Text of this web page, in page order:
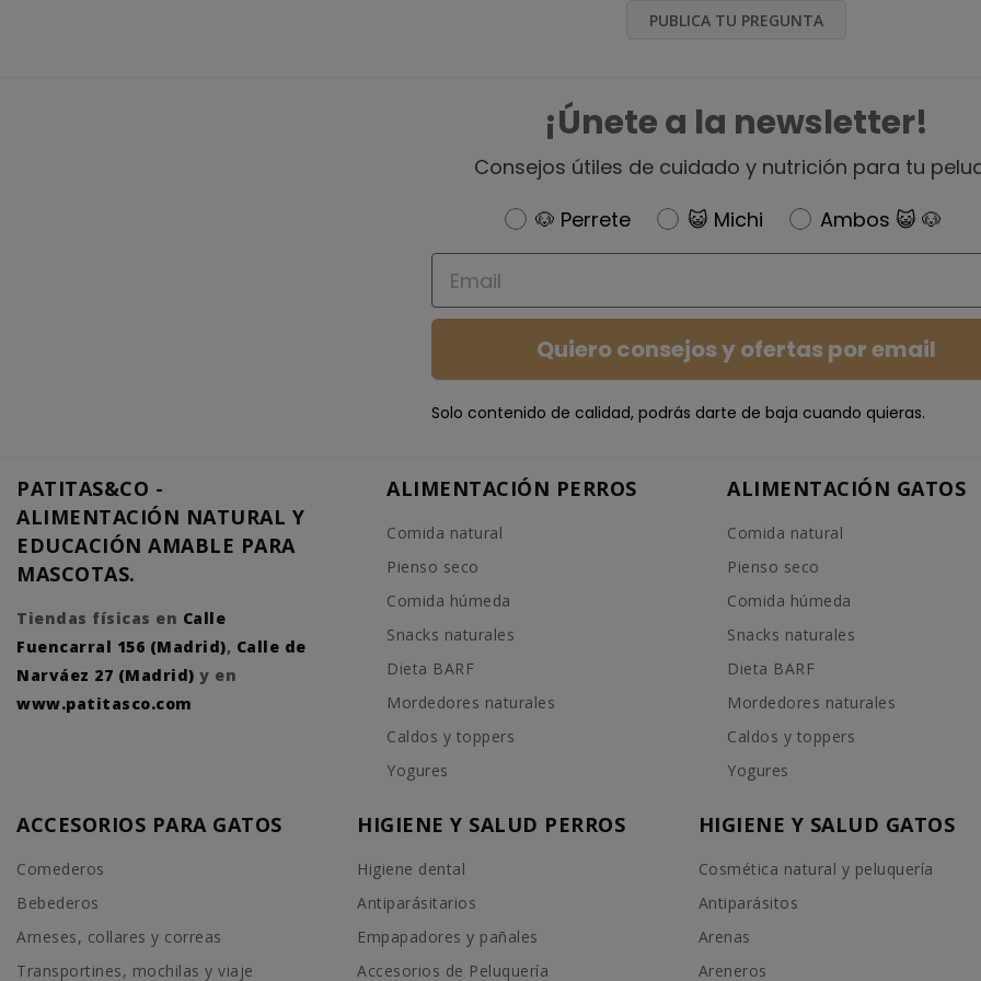
PUBLICA TU PREGUNTA
¡Únete a la newsletter!
Consejos útiles de cuidado y nutrición para tu
Newsletter
🐶 Perrete 😺 Michi
Ambos 😺 🐶
Email
Quiero consejos y ofertas por email
Solo contenido de calidad, podrás darte de baja cuando quieras.
PATITAS&CO -
ALIMENTACIÓN NATURAL Y
EDUCACIÓN AMABLE PARA
MASCOTAS.
Tiendas físicas en Calle
Fuencarral 156 (Madrid), Calle de
Narváez 27 (Madrid) y en
www.patitasco.com
ALIMENTACIÓN PERROS
Comida natural
Pienso seco
Comida húmeda
Snacks naturales
Dieta BARF
Mordedores naturales
Caldos y toppers
Yogures
ALIMENTACIÓN GATOS
Comida natural
Pienso seco
Comida húmeda
Snacks naturales
Dieta BARF
Mordedores naturales
Caldos y toppers
Yogures
ACCESORIOS PARA GATOS
Comederos
Bebederos
Arneses, collares y correas
Transportines, mochilas y viaje
HIGIENE Y SALUD PERROS
Higiene dental
Antiparásitarios
Empapadores y pañales
Accesorios de Peluquería
HIGIENE Y SALUD GATOS
Cosmética natural y peluquería
Antiparásitos
Arenas
Areneros